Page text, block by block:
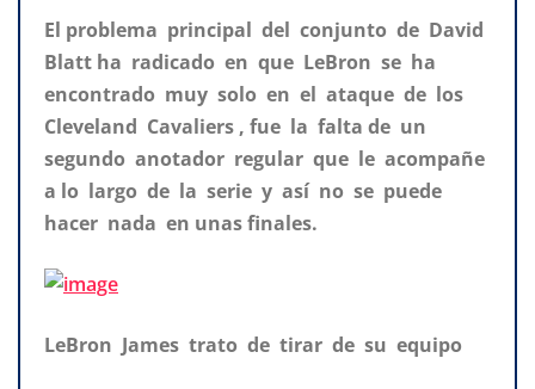
El problema principal del conjunto de David
Blatt ha radicado en que LeBron se ha
encontrado muy solo en el ataque de los
Cleveland Cavaliers , fue la falta de un
segundo anotador regular que le acompañe
a lo largo de la serie y así no se puede
hacer nada en unas finales.
LeBron James trato de tirar de su equipo